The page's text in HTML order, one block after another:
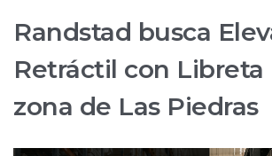
Randstad busca
Retráctil con Libreta
zona de Las Piedras